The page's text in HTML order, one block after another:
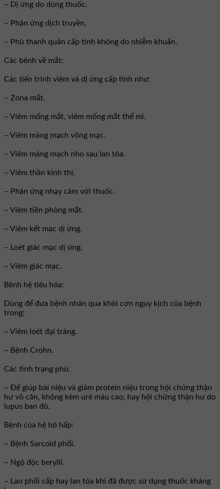
– Dị ứng do dùng thuốc.
– Phản ứng dịch truyền.
– Phù thanh quản cấp tính không do nhiễm khuẩn.
Các bệnh về mắt:
Các tiến trình viêm và dị ứng cấp tính như:
– Zona mắt.
– Viêm mống mắt, viêm mống mắt thể mi.
– Viêm màng mạch võng mạc.
– Viêm màng mạch nho sau lan tỏa.
– Viêm thần kinh thị.
– Phản ứng nhạy cảm với thuốc.
– Viêm tiền phòng mắt.
– Viêm kết mạc dị ứng.
– Loét giác mạc dị ứng.
– Viêm giác mạc.
Bệnh hệ tiêu hóa:
Dùng để đưa bệnh nhân qua khỏi cơn nguy kịch của bệnh
trong:
– Viêm loét đại tràng.
– Bệnh Crohn.
Các tình trạng phù:
– Ðể giúp bài niệu và giảm protein niệu trong hội chứng thận
hư vô căn, không kèm urê máu cao, hay hội chứng thận hư do
lupus ban đỏ.
Bệnh của hệ hô hấp:
– Bệnh Sarcoid phổi.
– Ngộ độc berylli.
– Lao phổi cấp hay lan tỏa khi đã được sử dụng thuốc kháng